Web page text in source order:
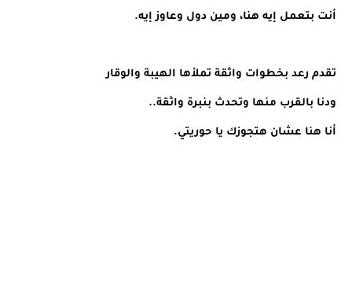
أنت بتعمل إيه هنا، ومين دول وعاوز إيه.
تقدم رعد بخطوات واثقة تملأها الهيبة والوقار
ودنا بالقرب منها وتحدث بنبرة واثقة..
أنا هنا عشان هتجوزك يا حوريتي.